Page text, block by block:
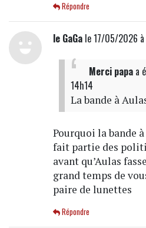
Répondre
le GaGale 17/05/2026 à
Merci papaa
14h14
La bande à
Pourquoi la bande
fait partie des
avant qu’Aulas
grand temps de
paire de lunettes
Répondre